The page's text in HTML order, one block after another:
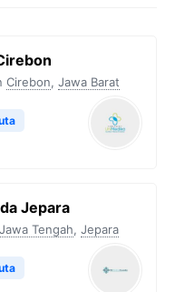
Cirebon, Jawa Barat
Jepara
Jawa Tengah, Jepara